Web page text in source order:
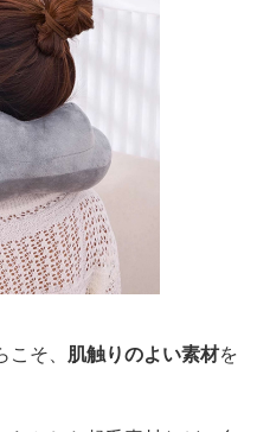
そ、 肌触りのよい素材を